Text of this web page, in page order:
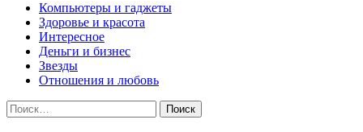
Компьютеры и гаджеты
Здоровье и красота
Интересное
Деньги и бизнес
Звезды
Отношения и любовь
Найти: